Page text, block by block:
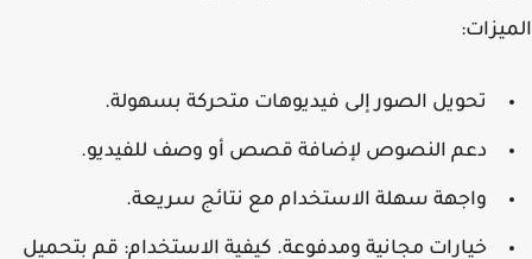
:
تحويل الصور إلى فيديوهات متحركة بسهولة.
دعم النصوص لإضافة قصص أو وصف للفيديو.
واجهة سهلة الاستخدام مع نتائج سريعة.
خيارات مجانية ومدفوعة. كيفية الاستخدام: قم بتحميل